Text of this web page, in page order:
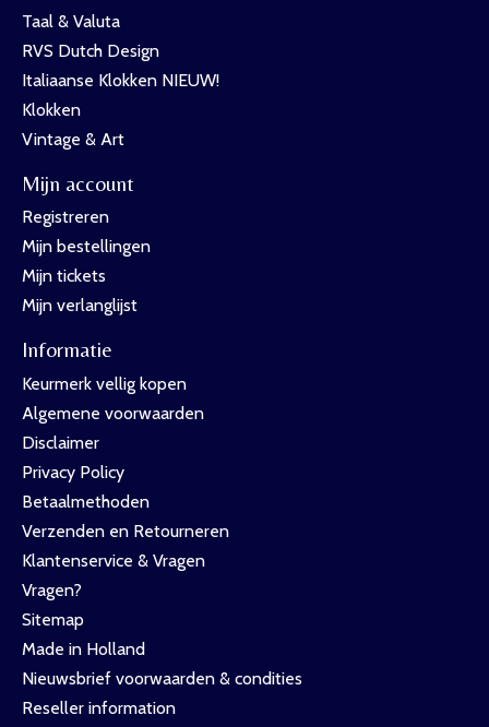
Taal & Valuta
RVS Dutch Design
Italiaanse Klokken NIEUW!
Klokken
Vintage & Art
Mijn account
Registreren
Mijn bestellingen
Mijn tickets
Mijn verlanglijst
Informatie
Keurmerk vellig kopen
Algemene voorwaarden
Disclaimer
Privacy Policy
Betaalmethoden
Verzenden en Retourneren
Klantenservice & Vragen
Vragen?
Sitemap
Made in Holland
Nieuwsbrief voorwaarden & condities
Reseller information